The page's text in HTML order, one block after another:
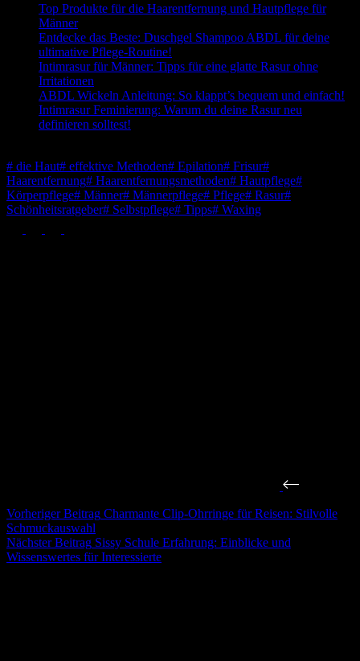
Top Produkte für die Haarentfernung und Hautpflege für
Männer
Entdecke das Beste: Duschgel Shampoo ABDL für deine
ultimative Pflege-Routine!
Intimrasur für Männer: Tipps für eine glatte Rasur ohne
Irritationen
ABDL Wickeln Anleitung: So klappt’s bequem und einfach!
Intimrasur Feminierung: Warum du deine Rasur neu
definieren solltest!
# die Haut# effektive Methoden# Epilation# Frisur#
Haarentfernung# Haarentfernungsmethoden# Hautpflege#
Körperpflege# Männer# Männerpflege# Pflege# Rasur#
Schönheitsratgeber# Selbstpflege# Tipps# Waxing
VorherigerBeitrag Charmante Clip-Ohrringe für Reisen: Stilvolle
Schmuckauswahl
NächsterBeitrag Sissy Schule Erfahrung: Einblicke und
Wissenswertes für Interessierte